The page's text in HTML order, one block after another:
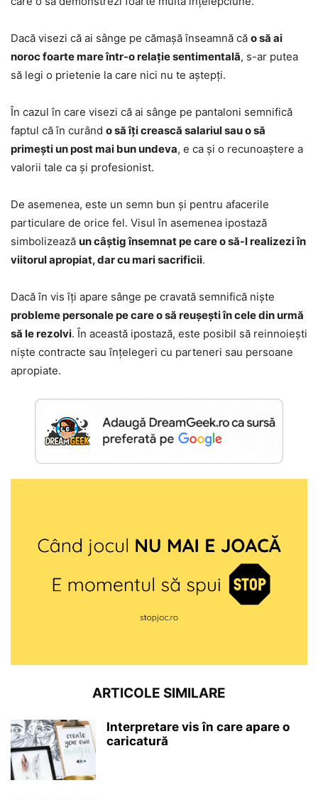
Dacă visezi că ai sânge pe cămașă înseamnă că o să ai
noroc foarte mare într-o relație sentimentală, s-ar putea
să legi o prietenie la care nici nu te aștepți.
În cazul în care visezi că ai sânge pe pantaloni semnifică
faptul că în curând o să îți crească salariul sau o să
primești un post mai bun undeva, e ca și o recunoaștere a
valorii tale ca și profesionist.
De asemenea, este un semn bun și pentru afacerile
particulare de orice fel. Visul în asemenea ipostază
simbolizează un câștig însemnat pe care o să-l realizezi în
viitorul apropiat, dar cu mari sacrificii.
Dacă în vis îți apare sânge pe cravată semnifică niște
probleme personale pe care o să reușești în cele din urmă
să le rezolvi. În această ipostază, este posibil să reinnoiești
niște contracte sau înțelegeri cu parteneri sau persoane
apropiate.
ARTICOLE SIMILARE
Interpretare vis în care apare o
caricatură